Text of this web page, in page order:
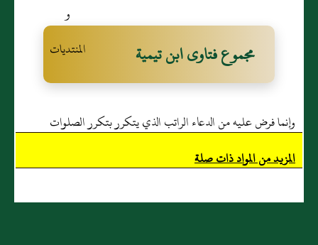
عادت تفعل
ذلك؟
مجموع فتاوى ابن تيمية
وإنما فرض عليه من الدعاء الراتب الذي يتكرر بتكرر الصلوات
المزيد من المواد ذات صلة